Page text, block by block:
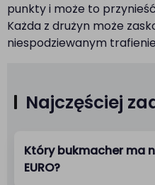
punkty i może to
Każda z drużyn może
niespodziewanym
Najczęściej
Który bukmacher ma
EURO?